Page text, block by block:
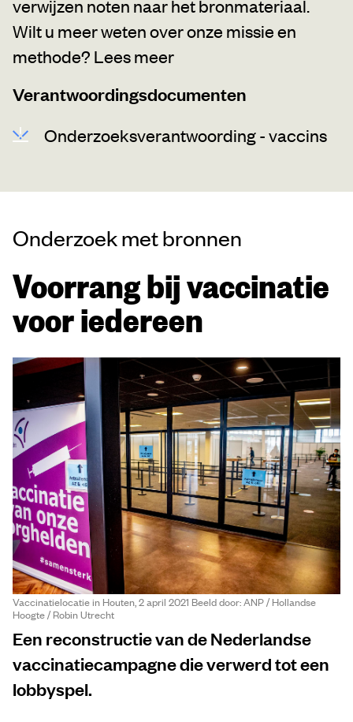
verwijzen noten naar het bronmateriaal.
Wilt u meer weten over onze missie en
methode? Lees meer
Verantwoordingsdocumenten
Onderzoeksverantwoording - vaccins
Onderzoek met bronnen
Voorrang bij vaccinatie
voor iedereen
Vaccinatielocatie in Houten, 2 april 2021 Beeld door: ANP / Hollandse
Hoogte / Robin Utrecht
Een reconstructie van de Nederlandse
vaccinatiecampagne die verwerd tot een
lobbyspel.